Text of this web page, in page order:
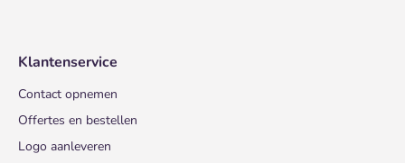
Klantenservice
Contact opnemen
Offertes en bestellen
Logo aanleveren